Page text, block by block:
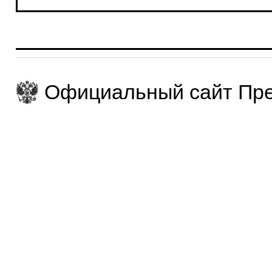
Официальный сайт